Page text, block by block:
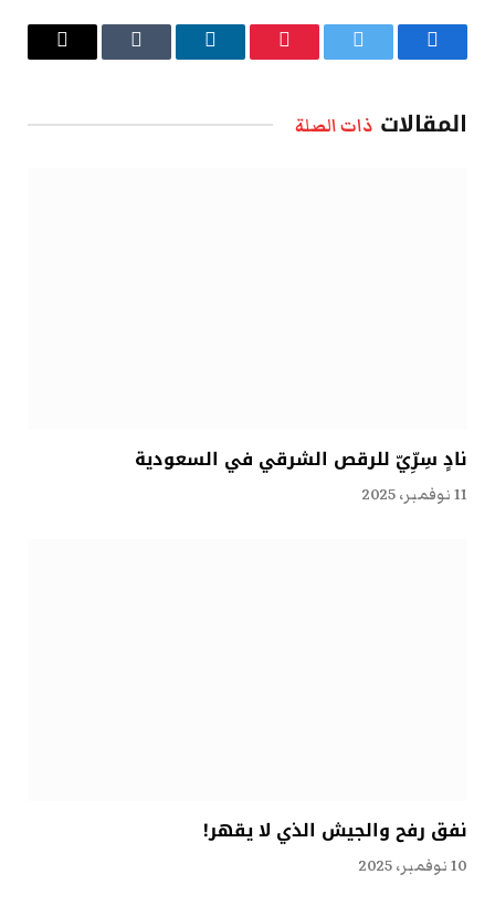
فيسبوك تويتر بينتيريستلينكدإن Tumblr
البريد
المقالات ذات الصلة
نادٍ سِرِّيّ للرقص الشرقي في السعودية
11 نوفمبر، 2025
نفق رفح والجيش الذي لا يقهر!
10 نوفمبر، 2025